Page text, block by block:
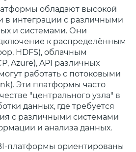
обладают высокой
в интеграции с различными
и системами. Они
к распределённым
HDFS), облачным
Azure), API различных
работать с потоковыми
Эти платформы часто
"центрального узла" в
данных, где требуется
с различными системами
и анализа данных.
платформы ориентированы